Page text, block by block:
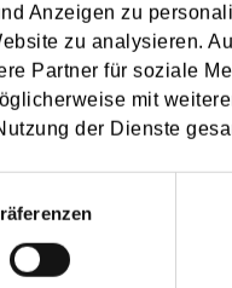
Anzeigen zu
zu analysieren.
Partner für soziale
mit
der Dienste